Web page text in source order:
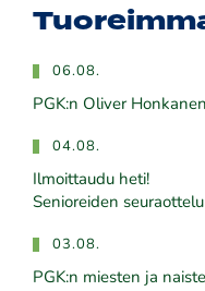
06.08.
PGK:n Oliver
04.08.
Ilmoittaudu heti!
​​​​​​​Senioreiden
03.08.
PGK:n miesten ja